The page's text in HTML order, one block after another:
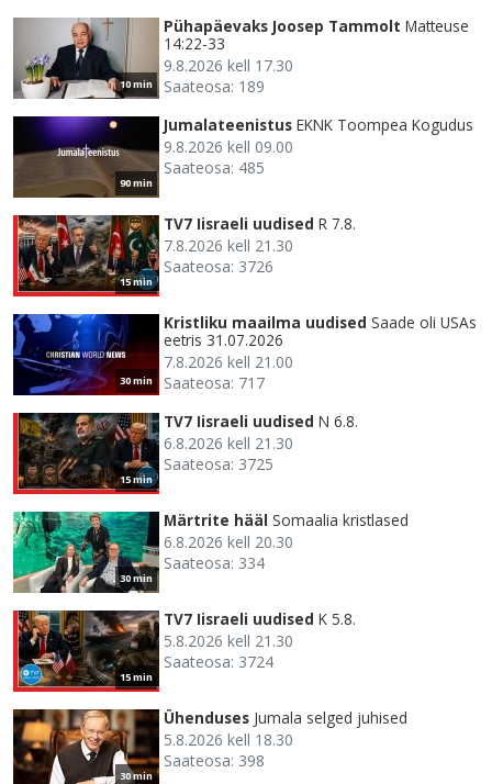
10 min
Pühapäevaks Joosep Tammolt Matteuse
14:22-33
9.8.2026 kell 17.30
Saateosa: 189
90 min
Jumalateenistus EKNK Toompea Kogudus
9.8.2026 kell 09.00
Saateosa: 485
15 min
TV7 Iisraeli uudised R 7.8.
7.8.2026 kell 21.30
Saateosa: 3726
30 min
Kristliku maailma uudised Saade oli USAs
eetris 31.07.2026
7.8.2026 kell 21.00
Saateosa: 717
15 min
TV7 Iisraeli uudised N 6.8.
6.8.2026 kell 21.30
Saateosa: 3725
30 min
Märtrite hääl Somaalia kristlased
6.8.2026 kell 20.30
Saateosa: 334
15 min
TV7 Iisraeli uudised K 5.8.
5.8.2026 kell 21.30
Saateosa: 3724
30 min
Ühenduses Jumala selged juhised
5.8.2026 kell 18.30
Saateosa: 398